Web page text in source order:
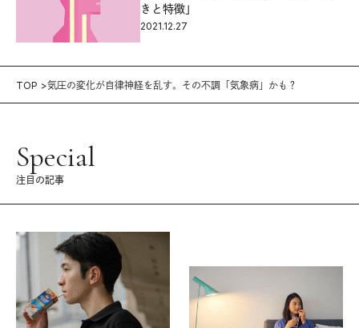
きと特徴」
2021.12.27
TOP 気圧の変化が自律神経を乱す。その不調「気象病」かも？
Special
注目の記事